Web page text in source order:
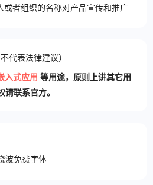
或者组织的名称对产品宣传和推广
代表法律建议）
入式应用 等用途，原则上讲其它用
联系官方。
波免费字体